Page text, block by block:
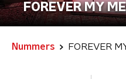
FOREVER MY
Nummers FOREVER